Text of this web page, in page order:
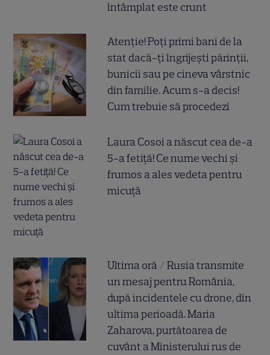
întâmplat este crunt
Atenție! Poți primi bani de la
stat dacă-ți îngrijești părinții,
bunicii sau pe cineva vârstnic
din familie. Acum s-a decis!
Cum trebuie să procedezi
Laura Cosoi a născut cea de-a
5-a fetiță! Ce nume vechi și
frumos a ales vedeta pentru
micuță
Ultima oră / Rusia transmite
un mesaj pentru România,
după incidentele cu drone, din
ultima perioadă. Maria
Zaharova, purtătoarea de
cuvânt a Ministerului rus de